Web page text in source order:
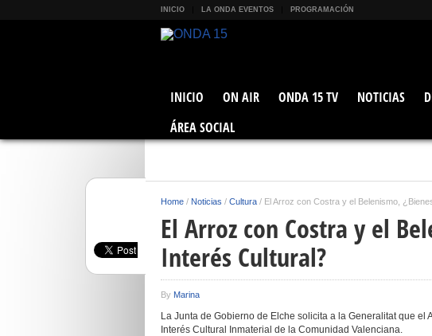
INICIO LA ONDA EVENTOS PROGRAMACIÓN
INICIO ON AIR ONDA 15 TV NOTICIAS
ÁREA SOCIAL
Home / Noticias / Cultura / El Arroz con Costra y el Belenismo,
El Arroz con Costra y el
Interés Cultural?
By Marina
La Junta de Gobierno de Elche solicita a la Generalitat que el
Interés Cultural Inmaterial de la Comunidad Valenciana.